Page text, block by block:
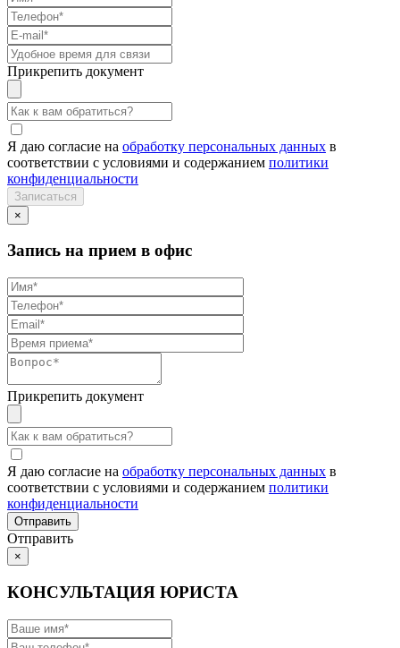
Прикрепить документ
Я даю согласие на обработку персональных данных в
соответствии с условиями и содержанием политики
конфиденциальности
×
Запись на прием в офис
Прикрепить документ
Я даю согласие на обработку персональных данных в
соответствии с условиями и содержанием политики
конфиденциальности
Отправить
×
КОНСУЛЬТАЦИЯ ЮРИСТА